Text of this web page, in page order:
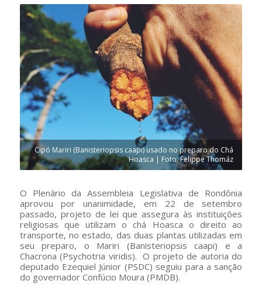
Cipó Mariri (Banisteriopsis caapi) usado no preparo do Chá
Hoasca | Foto: Felippe Thomáz
O Plenário da Assembleia Legislativa de Rondônia
aprovou por unanimidade, em 22 de setembro
passado, projeto de lei que assegura às instituições
religiosas que utilizam o chá Hoasca o direito ao
transporte, no estado, das duas plantas utilizadas em
seu preparo, o Mariri (Banisteriopsis caapi) e a
Chacrona (Psychotria viridis). O projeto de autoria do
deputado Ezequiel Júnior (PSDC) seguiu para a sanção
do governador Confúcio Moura (PMDB).